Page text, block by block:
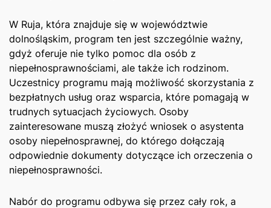
W Ruja, która znajduje się⁢ w ​województwie⁢
dolnośląskim, program ten jest szczególnie ‌ważny,
⁤gdyż ⁣oferuje nie ⁣tylko pomoc dla osób z
niepełnosprawnościami, ale także ich ‌rodzinom.
Uczestnicy ‌programu mają możliwość ⁤skorzystania z
bezpłatnych usług oraz wsparcia, które pomagają ​w
trudnych sytuacjach życiowych. Osoby
zainteresowane muszą‍ złożyć wniosek o asystenta
osoby niepełnosprawnej, do którego dołączają
odpowiednie dokumenty dotyczące ich orzeczenia o
niepełnosprawności.
Nabór do programu odbywa się⁤ przez cały rok, a